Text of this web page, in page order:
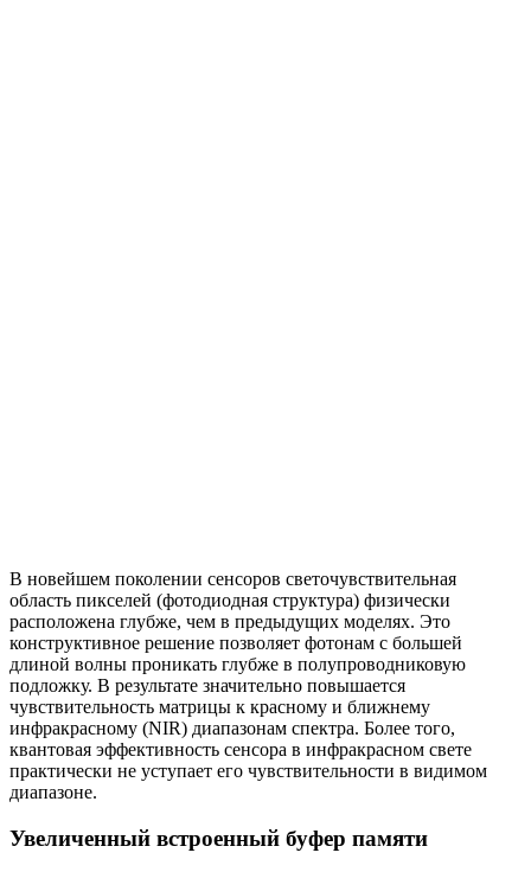
В новейшем поколении сенсоров светочувствительная
область пикселей (фотодиодная структура) физически
расположена глубже, чем в предыдущих моделях. Это
конструктивное решение позволяет фотонам с большей
длиной волны проникать глубже в полупроводниковую
подложку. В результате значительно повышается
чувствительность матрицы к красному и ближнему
инфракрасному (NIR) диапазонам спектра. Более того,
квантовая эффективность сенсора в инфракрасном свете
практически не уступает его чувствительности в видимом
диапазоне.
Увеличенный встроенный буфер памяти